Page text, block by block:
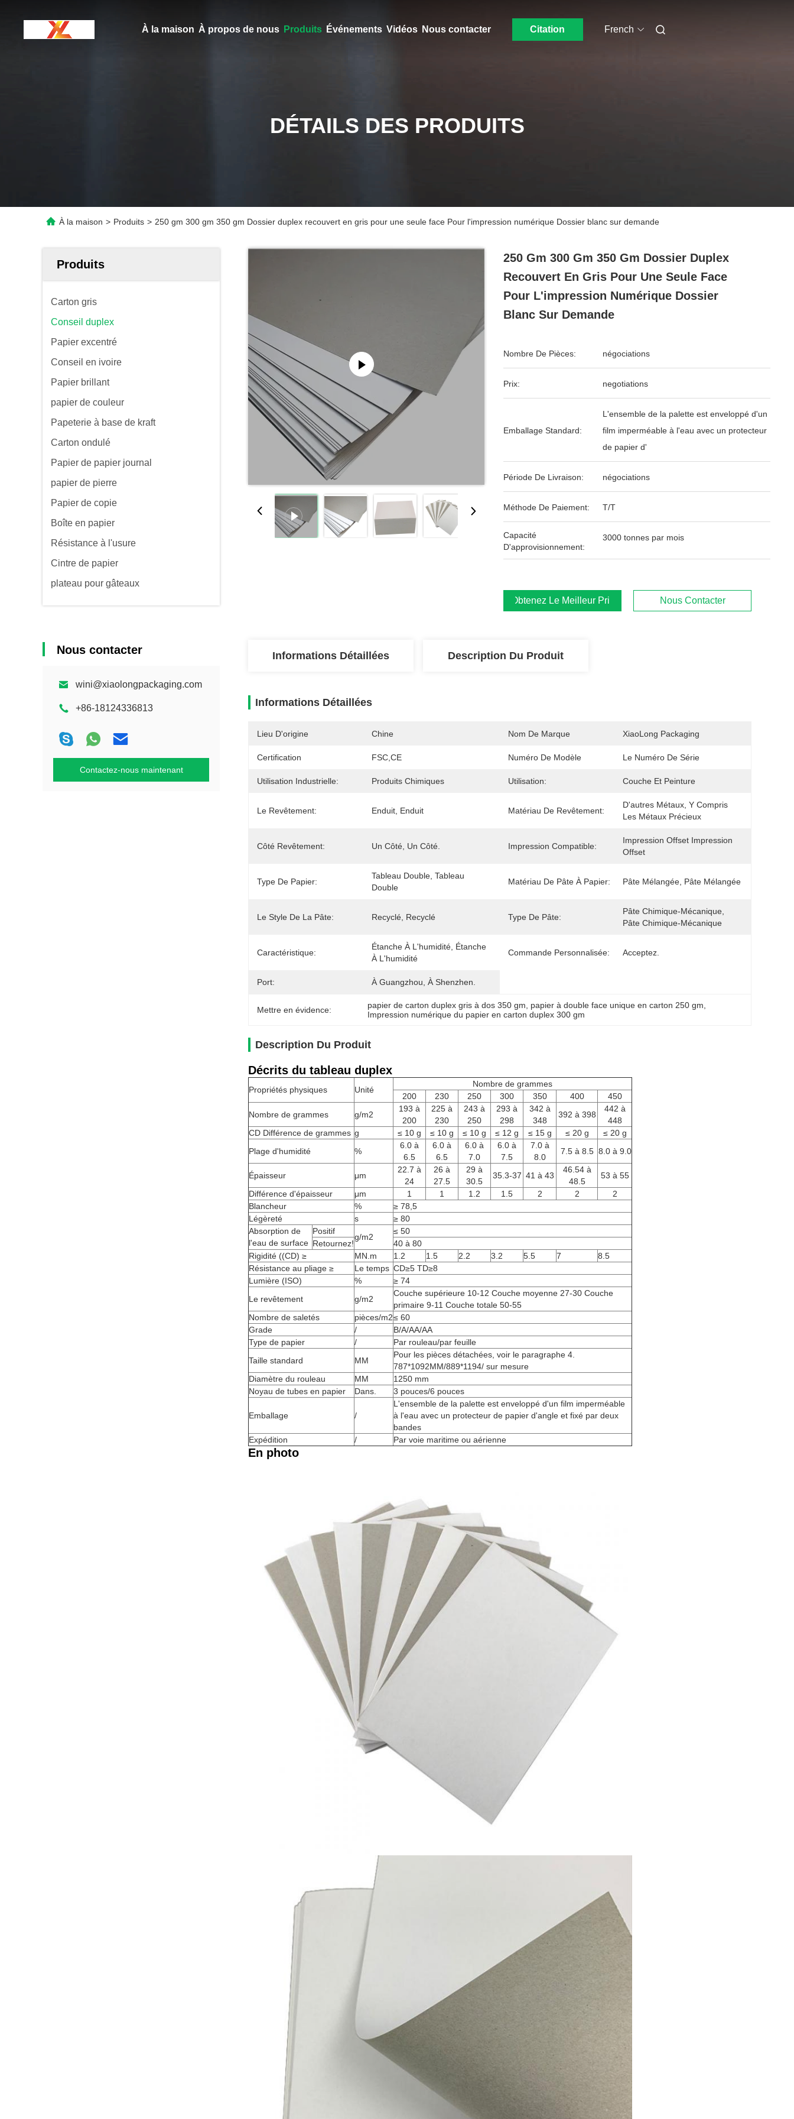
À la maison À propos de nous Produits Événements Vidéos Nous contacter Citation French
DÉTAILS DES PRODUITS
À la maison > Produits > 250 gm 300 gm 350 gm Dossier duplex recouvert en gris pour une seule face Pour l'impression numérique Dossier blanc sur demande
Produits
Carton gris
Conseil duplex
Papier excentré
Conseil en ivoire
Papier brillant
papier de couleur
Papeterie à base de kraft
Carton ondulé
Papier de papier journal
papier de pierre
Papier de copie
Boîte en papier
Résistance à l'usure
Cintre de papier
plateau pour gâteaux
Nous contacter
wini@xiaolongpackaging.com
+86-18124336813
Contactez-nous maintenant
250 Gm 300 Gm 350 Gm Dossier Duplex
Recouvert En Gris Pour Une Seule Face
Pour L'impression Numérique Dossier
Blanc Sur Demande
Nombre De Pièces: négociations
Prix: negotiations
Emballage Standard:
L'ensemble de la palette est enveloppé d'un
film imperméable à l'eau avec un protecteur
de papier d'
Période De Livraison: négociations
Méthode De Paiement: T/T
Capacité
D'approvisionnement:
3000 tonnes par mois
Obtenez Le Meilleur Prix Nous Contacter
Informations Détaillées Description Du Produit
Informations Détaillées
Lieu D'origine Chine Nom De Marque XiaoLong Packaging
Certification FSC,CE Numéro De Modèle Le Numéro De Série
Utilisation Industrielle: Produits Chimiques Utilisation: Couche Et Peinture
Le Revêtement: Enduit, Enduit Matériau De Revêtement:
D'autres Métaux, Y Compris
Les Métaux Précieux
Côté Revêtement: Un Côté, Un Côté. Impression Compatible:
Impression Offset Impression
Offset
Type De Papier:
Tableau Double, Tableau
Double
Matériau De Pâte À Papier: Pâte Mélangée, Pâte Mélangée
Le Style De La Pâte: Recyclé, Recyclé Type De Pâte:
Pâte Chimique-Mécanique,
Pâte Chimique-Mécanique
Caractéristique:
Étanche À L'humidité, Étanche
À L'humidité
Commande Personnalisée: Acceptez.
Port: À Guangzhou, À Shenzhen.
Mettre en évidence: papier de carton duplex gris à dos 350 gm papier à double face unique en carton 250 gm
Impression numérique du papier en carton duplex 300 gm
Description Du Produit
Décrits du tableau duplex
Propriétés physiques Unité
Nombre de grammes
200
230 250 300 350 400
450
Nombre de grammes
g/m2
193 à
200
225 à
230
243 à
250
293 à
298
342 à
348
392 à 398
442 à
448
CD Différence de grammes g ≤ 10 g ≤ 10 g ≤ 10 g ≤ 12 g ≤ 15 g ≤ 20 g
≤ 20 g
Plage d'humidité
%
6.0 à
6.5
6.0 à
6.5
6.0 à
7.0
6.0 à
7.5
7.0 à
8.0
7.5 à 8.5 8.0 à 9.0
Épaisseur μm
22.7 à
24
26 à
27.5
29 à
30.5
35.3-37 41 à 43
46.54 à
48.5
53 à 55
Différence d'épaisseur
μm 1 1 1.2 1.5 2 2
2
Blancheur
%
≥ 78,5
Légèreté
s
≥ 80
Absorption de
l'eau de surface
Positif
g/m2
≤ 50
Retournez!
40 à 80
Rigidité ((CD) ≥
MN.m 1.2 1.5 2.2 3.2 5.5 7
8.5
Résistance au pliage ≥
Le temps CD≥5 TD≥8
Lumière (ISO)
%
≥ 74
Le revêtement
g/m2
Couche supérieure 10-12 Couche moyenne 27-30 Couche
primaire 9-11 Couche totale 50-55
Nombre de saletés
pièces/m2≤ 60
Grade
/
B/A/AA/AA
Type de papier
/
Par rouleau/par feuille
Taille standard
MM
Pour les pièces détachées, voir le paragraphe 4.
787*1092MM/889*1194/ sur mesure
Diamètre du rouleau
MM
1250 mm
Noyau de tubes en papier
Dans. 3 pouces/6 pouces
Emballage /
L'ensemble de la palette est enveloppé d'un film imperméable
à l'eau avec un protecteur de papier d'angle et fixé par deux
bandes
Expédition
/ Par voie maritime ou aérienne
En photo